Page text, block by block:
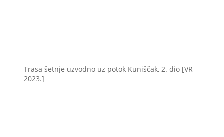
Trasa šetnje uzvodno uz potok Kuniščak, 2. dio [VR
2023.]